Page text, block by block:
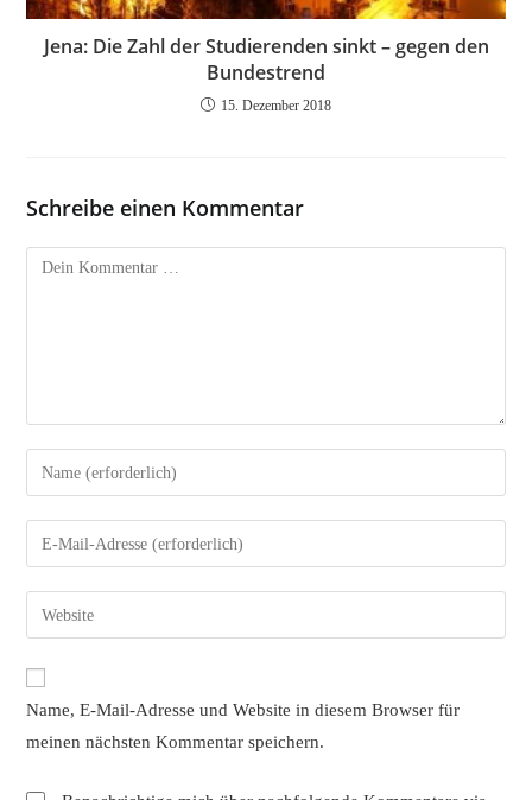
Jena: Die Zahl der Studierenden sinkt – gegen den
Bundestrend
15. Dezember 2018
Schreibe einen Kommentar
Kommentar
Gib
deinen
Namen
oder
zum
Kommentieren
ein
Gib
deine
E-
Mail-
zum
Kommentieren
ein
Gib
deine
Website-
(optional)
Name, E-Mail-Adresse und Website in diesem Browser für
meinen nächsten Kommentar speichern.